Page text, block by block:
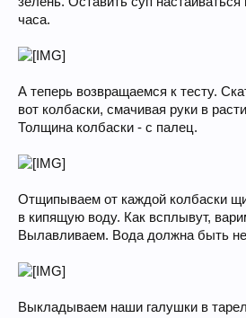
часа.
А теперь возвращаемся к тесту.
вот колбаски, смачивая руки в
Толщина колбаски - с палец.
Отщипываем от каждой колбаски
в кипящую воду. Как всплывут,
Вылавливаем. Вода должна быть
Выкладываем наши галушки в